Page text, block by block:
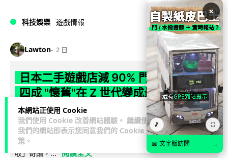
本網站正使用 Cookie
我們使用 Cookie 改善網站體驗。 繼續使用
我們的網站即表示您同意我們的 Cookie 政
策 。
科技娛樂 遊戲情報
Lawton 2 日
日本二手遊戲店減 90% 門市 業績反增
四成 "懷舊"在 Z 世代變成最潮「新鮮
感」
日本零售巨頭 GEO 將懷舊遊戲銷售門市從 1,000 間大幅減至
99 間，但銷售額卻不降反升至過往的 1.4 倍。做到「減店增
收」奇蹟，... 閱讀全文
×
🎵 ⛶
📖 文字版訪問 →